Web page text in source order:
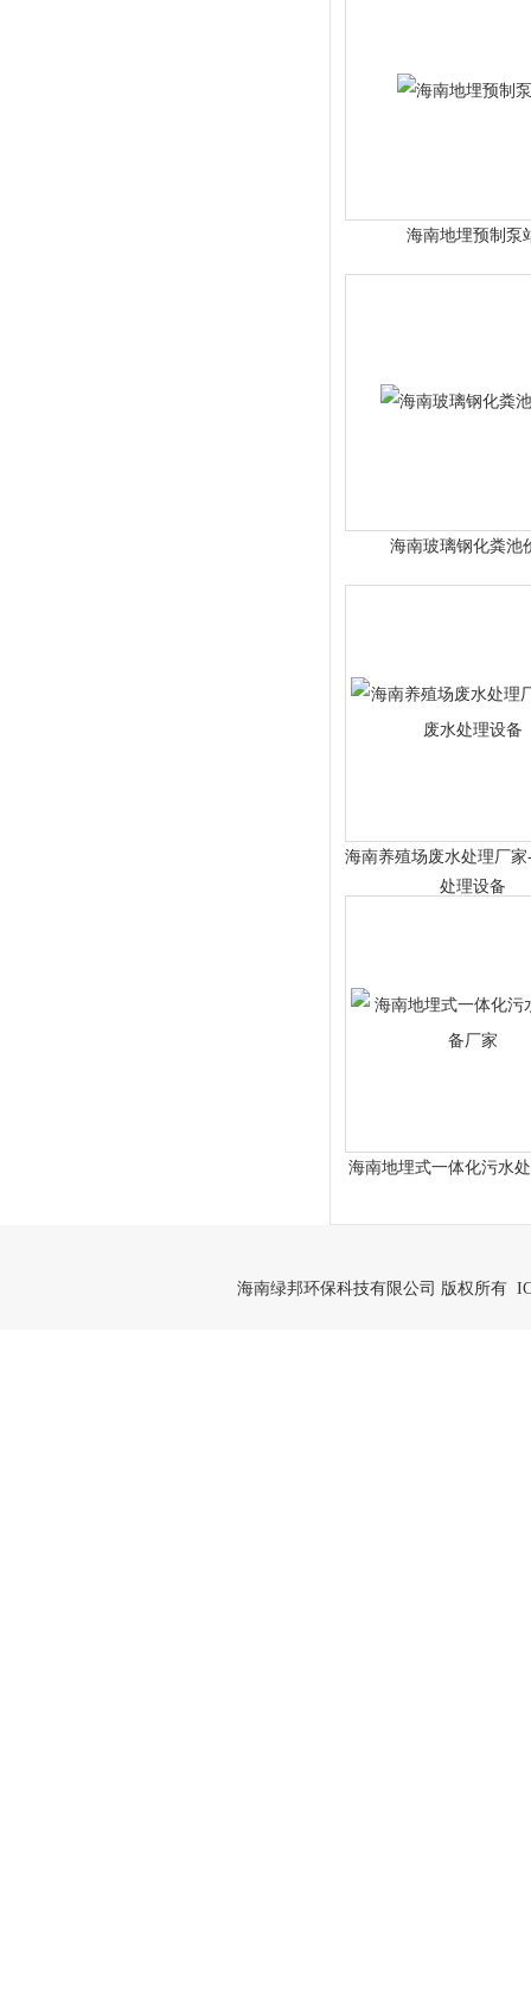
海南地埋预制泵
海南玻璃钢化粪池
海南养殖场废水处理厂
处理设备
海南地埋式一体化污水
海南绿邦环保科技有限公司 版权所有